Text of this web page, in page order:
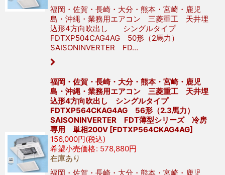
福岡・佐賀・長崎・大分・熊本・宮崎・鹿児
島・沖縄・業務用エアコン 三菱重工 天井埋
込形4方向吹出し シングルタイプ
FDTXP504CAG4AG 50形（2馬力）
SAISONINVERTER FD…
福岡・佐賀・長崎・大分・熊本・宮崎・鹿児
島・沖縄・業務用エアコン 三菱重工 天井埋
込形4方向吹出し シングルタイプ
FDTXP564CKAG4AG 56形（2.3馬力）
SAISONINVERTER FDT薄型シリーズ 冷房
専用 単相200V [FDTXP564CKAG4AG]
156,000円(税込)
希望小売価格: 578,880円
在庫あり
福岡・佐賀・長崎・大分・熊本・宮崎・鹿児